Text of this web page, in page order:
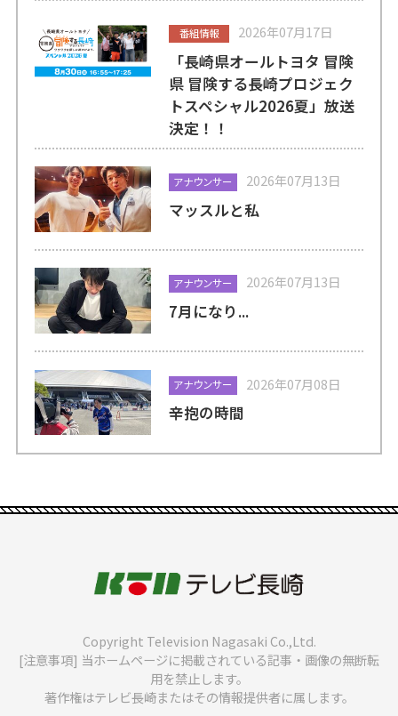
番組情報 2026年07月17日
「長崎県オールトヨタ 冒険
県 冒険する長崎プロジェク
トスペシャル2026夏」放送
決定！！
アナウンサー 2026年07月13日
マッスルと私
アナウンサー 2026年07月13日
7月になり...
アナウンサー 2026年07月08日
辛抱の時間
Copyright Television Nagasaki Co.,Ltd.
[注意事項] 当ホームページに掲載されている記事・画像の無断転
用を禁止します。
著作権はテレビ長崎またはその情報提供者に属します。